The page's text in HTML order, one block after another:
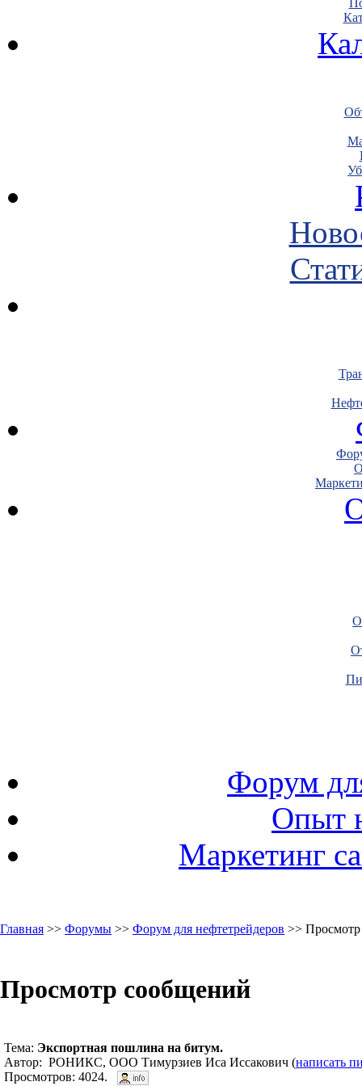
Форум
Опыт
Маркетинг
Главная >> Форумы >> Форум для нефтетрейдеров >>
Просмотр сообщений
Тема: Экспортная пошлина на битум.
Автор: РОНИКС, ООО Тимурзиев Иса Иссакович (написать
Просмотров: 4024.